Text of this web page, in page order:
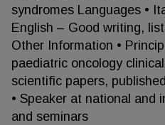
syndromes Languages •
English – Good writing,
Other Information •
paediatric oncology
scientific papers,
• Speaker at national and
and seminars